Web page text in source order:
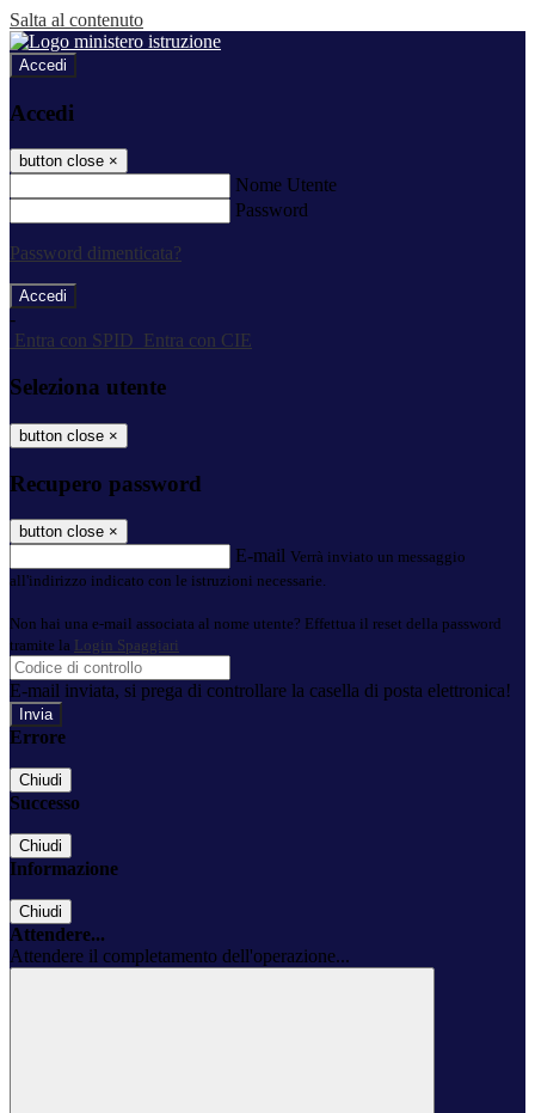
Salta al contenuto
Accedi
Accedi
button close ×
Nome Utente
Password
Password dimenticata?
-
Entra con SPID
Entra con CIE
Seleziona utente
button close ×
Recupero password
button close ×
E-mail Verrà inviato un messaggio
all'indirizzo indicato con le istruzioni necessarie.
Non hai una e-mail associata al nome utente? Effettua il reset della password
tramite la Login Spaggiari
E-mail inviata, si prega di controllare la casella di posta elettronica!
Errore
Chiudi
Successo
Chiudi
Informazione
Chiudi
Attendere...
Attendere il completamento dell'operazione...